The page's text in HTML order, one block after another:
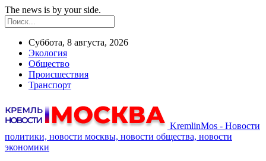
The news is by your side.
Суббота, 8 августа, 2026
Экология
Общество
Происшествия
Транспорт
KremlinMos - Новости
политики, новости москвы, новости общества, новости
экономики